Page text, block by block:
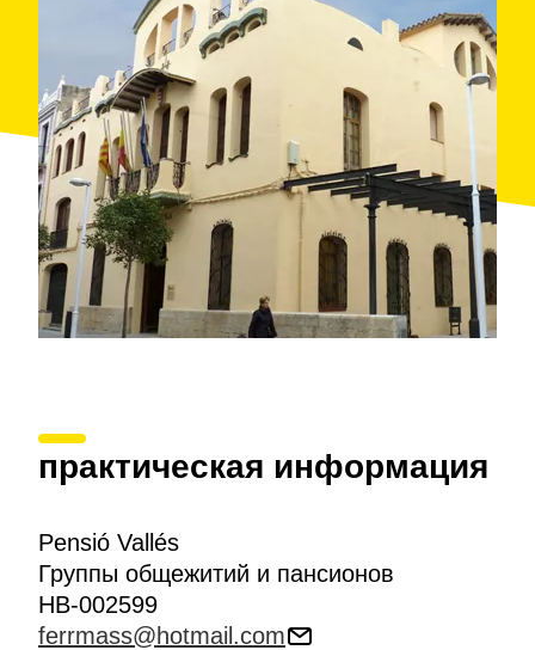
практическая информация
Pensió Vallés
Группы общежитий и пансионов
HB-002599
ferrmass@hotmail.com